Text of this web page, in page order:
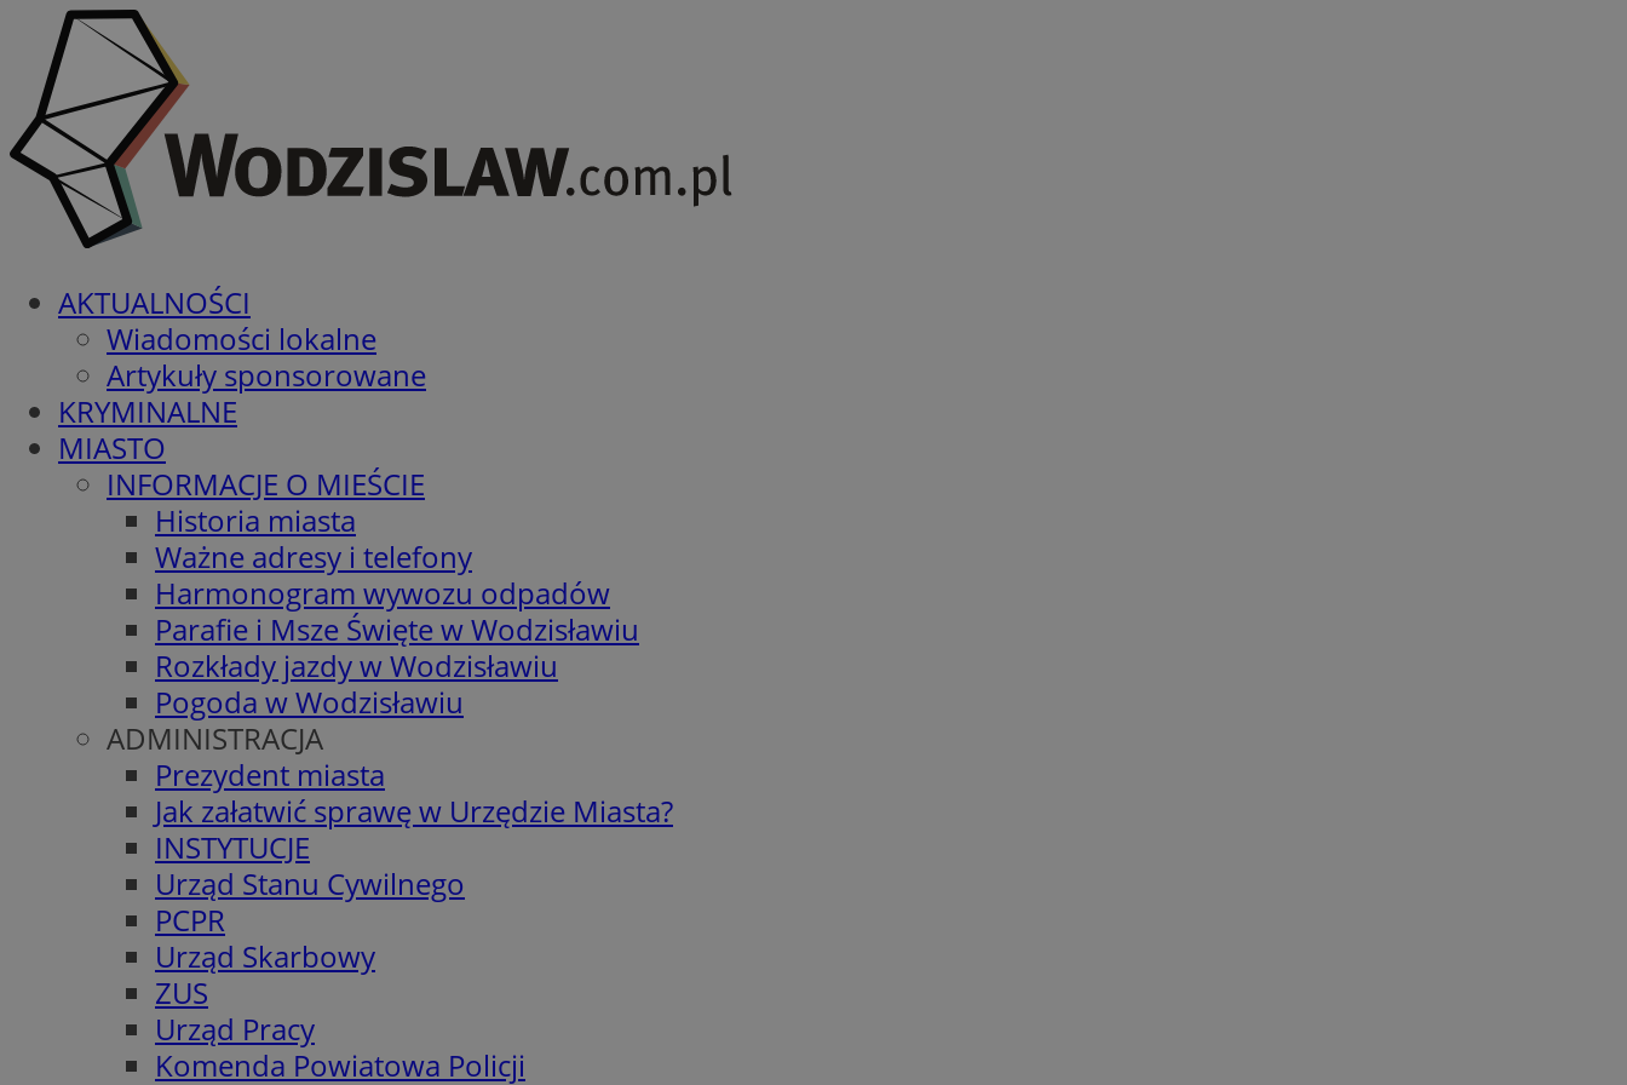
AKTUALNOŚCI
Wiadomości lokalne
Artykuły sponsorowane
KRYMINALNE
MIASTO
INFORMACJE O MIEŚCIE
Historia miasta
Ważne adresy i telefony
Harmonogram wywozu odpadów
Parafie i Msze Święte w Wodzisławiu
Rozkłady jazdy w Wodzisławiu
Pogoda w Wodzisławiu
ADMINISTRACJA
Prezydent miasta
Jak załatwić sprawę w Urzędzie Miasta?
INSTYTUCJE
Urząd Stanu Cywilnego
PCPR
Urząd Skarbowy
ZUS
Urząd Pracy
Komenda Powiatowa Policji